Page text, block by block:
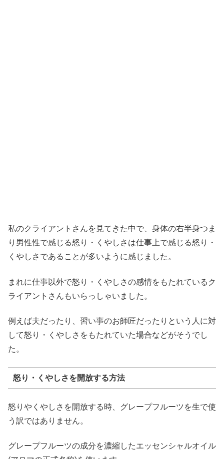
私のクライアントさんを見てきた中で、身体の右半身つま
り男性性で感じる怒り・くやしさは仕事上で感じる怒り・
くやしさであることが多いように感じました。
まれに仕事以外で怒り・くやしさの感情をもたれているク
ライアントさんもいらっしゃいました。
例えば夫だったり、習い事のお師匠だったりという人に対
して怒り・くやしさをもたれていた場合などがそうでし
た。
怒り・くやしさを開放する方法
怒りやくやしさを開放する時、グレープフルーツを生で使
う訳ではありません。
グレープフルーツの成分を濃縮したエッセンシャルオイル